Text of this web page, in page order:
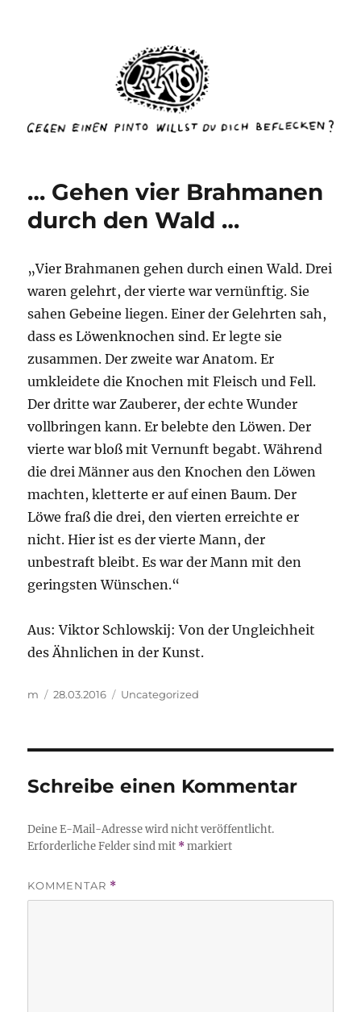
rottenkinckschow
… Gehen vier Brahmanen
durch den Wald …
„Vier Brahmanen gehen durch einen Wald. Drei
waren gelehrt, der vierte war vernünftig. Sie
sahen Gebeine liegen. Einer der Gelehrten sah,
dass es Löwenknochen sind. Er legte sie
zusammen. Der zweite war Anatom. Er
umkleidete die Knochen mit Fleisch und Fell.
Der dritte war Zauberer, der echte Wunder
vollbringen kann. Er belebte den Löwen. Der
vierte war bloß mit Vernunft begabt. Während
die drei Männer aus den Knochen den Löwen
machten, kletterte er auf einen Baum. Der
Löwe fraß die drei, den vierten erreichte er
nicht. Hier ist es der vierte Mann, der
unbestraft bleibt. Es war der Mann mit den
geringsten Wünschen.“
Aus: Viktor Schlowskij: Von der Ungleichheit
des Ähnlichen in der Kunst.
Autor
m
Veröffentlicht
28.03.2016 Kategorien
Uncategorized
Schreibe einen Kommentar
Deine E-Mail-Adresse wird nicht veröffentlicht.
Erforderliche Felder sind mit *markiert
KOMMENTAR *